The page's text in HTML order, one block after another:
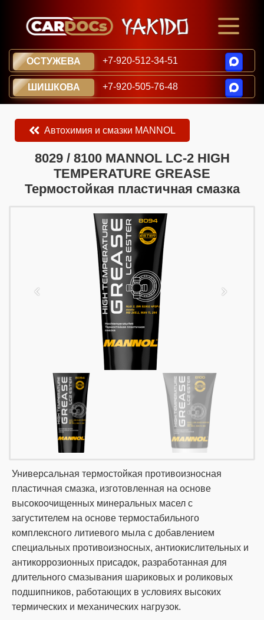
ОСТУЖЕВА +7-920-512-34-51
ШИШКОВА +7-920-505-76-48
Автохимия и смазки MANNOL
​​​​8029 / 8100 MANNOL LC-2 HIGH
TEMPERATURE GREASE
Термостойкая пластичная смазка
Универсальная термостойкая противоизносная
пластичная смазка, изготовленная на основе
высокоочищенных минеральных масел с
загустителем на основе термостабильного
комплексного литиевого мыла с добавлением
специальных противоизносных, антиокислительных и
антикоррозионных присадок, разработанная для
длительного смазывания шариковых и роликовых
подшипников, работающих в условиях высоких
термических и механических нагрузок.